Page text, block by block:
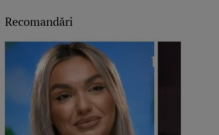
Recomandări